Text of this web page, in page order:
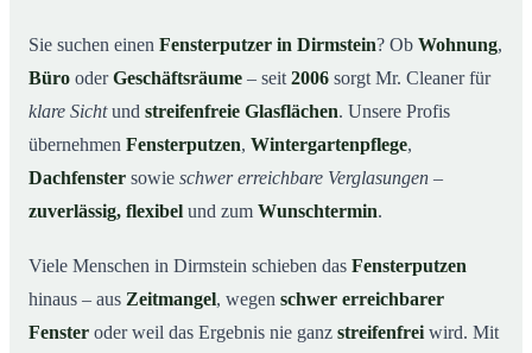
03Unsere Leistungen im Überblick
04Warum Mr. Cleaner in Dirmstein?
05So funktioniert’s
07Jetzt kostenloses Angebot einholen
Dirmstein im Einsatz
Sie suchen einen Fensterputzer in Dirmstein? Ob Wohnung,
Büro oderGeschäftsräume – seit 2006 sorgt Mr. Cleaner für
klare Sichtund streifenfreie Glasflächen. Unsere Profis
übernehmen Fensterputzen, Wintergartenpflege,
Dachfenster sowie schwer erreichbare Verglasungen –
zuverlässig, flexibel und zum Wunschtermin.
Viele Menschen in Dirmstein schieben das Fensterputzen
hinaus – aus Zeitmangel, wegen schwer erreichbarer
Fenster oder weil das Ergebnis nie ganz streifenfrei wird. Mit